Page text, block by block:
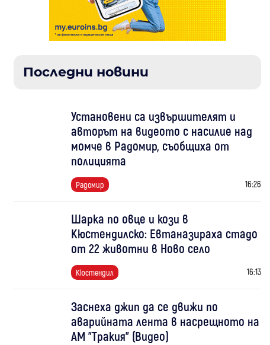
Последни новини
Установени са извършителят и
авторът на видеото с насилие над
момче в Радомир, съобщиха от
полицията
Радомир 16:26
Шарка по овце и кози в
Кюстендилско: Евтаназираха стадо
от 22 животни в Ново село
Кюстендил 16:13
Заснеха джип да се движи по
аварийната лента в насрещното на
АМ "Тракия" (Видео)